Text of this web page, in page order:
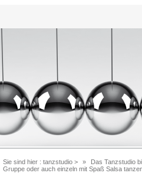
Sie sind hier : tanzstudio >
Das Tanzstudio
Gruppe oder auch einzeln mit Spaß Salsa